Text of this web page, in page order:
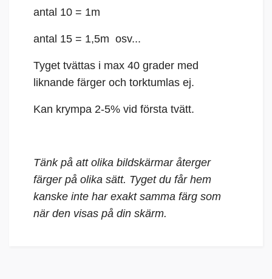
antal 10 = 1m
antal 15 = 1,5m osv...
Tyget tvättas i max 40 grader med
liknande färger och torktumlas ej.
Kan krympa 2-5% vid första tvätt.
Tänk på att olika bildskärmar återger
färger på olika sätt. Tyget du får hem
kanske inte har exakt samma färg som
när den visas på din skärm.